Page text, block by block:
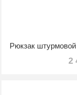
2